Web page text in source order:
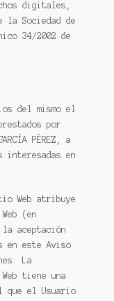
digitales,
la Sociedad de
34/2002 de
del mismo el
por
PÉREZ, a
interesadas en
Web atribuye
(en
aceptación
en este Aviso
La
tiene una
que el Usuario